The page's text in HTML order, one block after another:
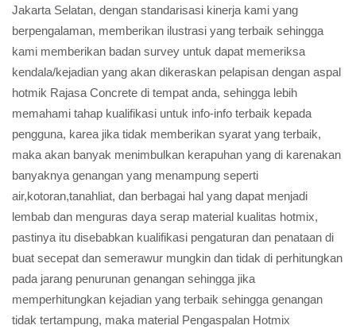
Jakarta Selatan, dengan standarisasi kinerja kami yang
berpengalaman, memberikan ilustrasi yang terbaik sehingga
kami memberikan badan survey untuk dapat memeriksa
kendala/kejadian yang akan dikeraskan pelapisan dengan aspal
hotmik Rajasa Concrete di tempat anda, sehingga lebih
memahami tahap kualifikasi untuk info-info terbaik kepada
pengguna, karea jika tidak memberikan syarat yang terbaik,
maka akan banyak menimbulkan kerapuhan yang di karenakan
banyaknya genangan yang menampung seperti
air,kotoran,tanahliat, dan berbagai hal yang dapat menjadi
lembab dan menguras daya serap material kualitas hotmix,
pastinya itu disebabkan kualifikasi pengaturan dan penataan di
buat secepat dan semerawur mungkin dan tidak di perhitungkan
pada jarang penurunan genangan sehingga jika
memperhitungkan kejadian yang terbaik sehingga genangan
tidak tertampung, maka material Pengaspalan Hotmix